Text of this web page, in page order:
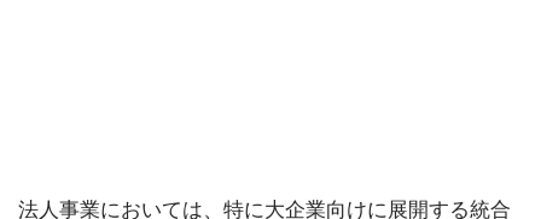
法人事業においては、特に大企業向けに展開する統合